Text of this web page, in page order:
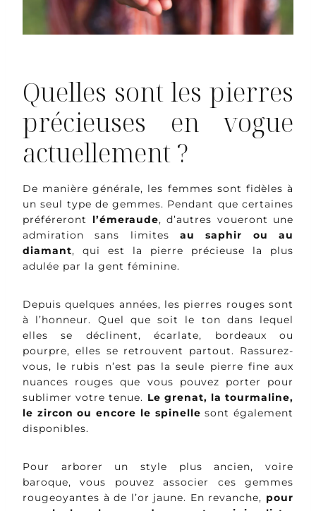
Quelles sont les pierres
précieuses en vogue
actuellement ?
De manière générale, les femmes sont fidèles à
un seul type de gemmes. Pendant que certaines
préféreront
l’émeraude, d’autres voueront une
admiration sans limites au saphir ou au
diamant, qui est la pierre précieuse la plus
adulée par la gent féminine.
Depuis quelques années, les pierres rouges sont
à l’honneur. Quel que soit le ton dans lequel
elles se déclinent, écarlate, bordeaux ou
pourpre, elles se retrouvent partout. Rassurez-
vous, le rubis n’est pas la seule pierre fine aux
nuances rouges que vous pouvez porter pour
sublimer votre tenue. Le grenat, la tourmaline,
le zircon ou encore le spinelle sont également
disponibles.
Pour arborer un style plus ancien, voire
baroque, vous pouvez associer ces gemmes
rougeoyantes à de l’or jaune. En revanche, pour